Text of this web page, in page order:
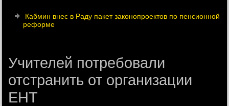
Кабмин внес в Раду пакет законопроектов по пенсионной
реформе
Учителей потребовали
отстранить от организации
ЕНТ